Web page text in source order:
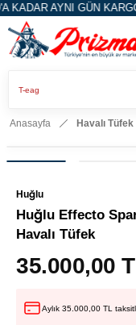
AYNI GÜN KARGO
Anasayfa Havalı Tüfek
Huğlu
Huğlu Effecto
Havalı Tüfek
35.000,00
Aylık 35.000,00 TL